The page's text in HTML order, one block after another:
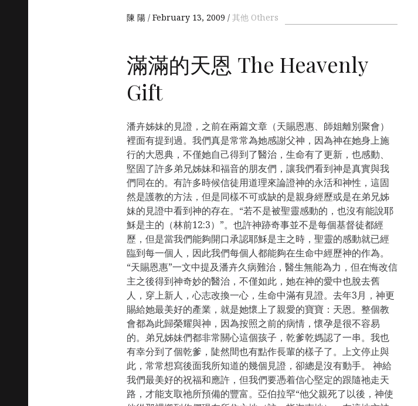
陳 陽 February 13, 2009 其他 Others
滿滿的天恩 The Heavenly
Gift
潘卉姊妹的見證，之前在兩篇文章（天賜恩惠、師姐離別聚會）
裡面有提到過。我們真是常常為她感謝父神，因為神在她身上施
行的大恩典，不僅她自己得到了醫治，生命有了更新，也感動、
堅固了許多弟兄姊妹和福音的朋友們，讓我們看到神是真實與我
們同在的。有許多時候信徒用道理來論證神的永活和神性，這固
然是護教的方法，但是同樣不可或缺的是親身經歷或是在弟兄姊
妹的見證中看到神的存在。“若不是被聖靈感動的，也沒有能說耶
穌是主的（林前12:3）”。也許神跡奇事並不是每個基督徒都經
歷，但是當我們能夠開口承認耶穌是主之時，聖靈的感動就已經
臨到每一個人，因此我們每個人都能夠在生命中經歷神的作為。
“天賜恩惠”一文中提及潘卉久病難治，醫生無能為力，但在悔改信
主之後得到神奇妙的醫治，不僅如此，她在神的愛中也脫去舊
人，穿上新人，心志改換一心，生命中滿有見證。去年3月，神更
賜給她最美好的產業，就是她懷上了親愛的寶寶：天恩。整個教
會都為此歸榮耀與神，因為按照之前的病情，懷孕是很不容易
的。弟兄姊妹們都非常關心這個孩子，乾爹乾媽認了一串。我也
有幸分到了個乾爹，陡然間也有點作長輩的樣子了。上文停止與
此，常常想寫後面我所知道的幾個見證，卻總是沒有動手。 神給
我們最美好的祝福和應許，但我們要憑着信心堅定的跟隨祂走天
路，才能支取祂所預備的豐富。亞伯拉罕“他父親死了以後，神使